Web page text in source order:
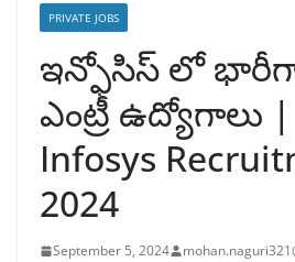
PRIVATE JOBS
ఇన్ఫోసిస్ లో
ఎంట్రీ ఉద్యోగాలు
Infosys
2024
September 5, 2024